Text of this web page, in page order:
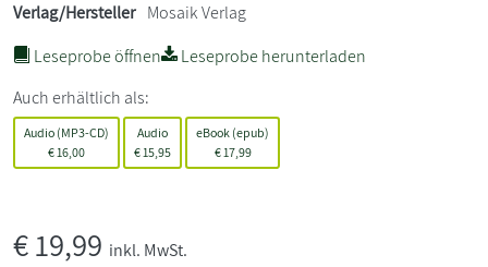
Verlag/Hersteller Mosaik Verlag
Leseprobe öffnen
Leseprobe herunterladen
Auch erhältlich als:
Audio (MP3-CD)
€16,00
Audio
€15,95
eBook (epub)
€17,99
€19,99 inkl. MwSt.